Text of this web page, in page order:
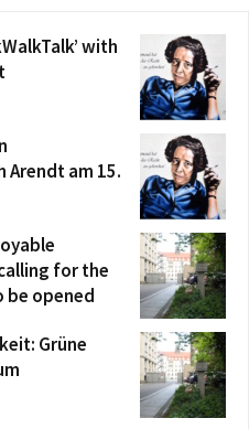
with
Arendt am 15.
for the
opened
Grüne